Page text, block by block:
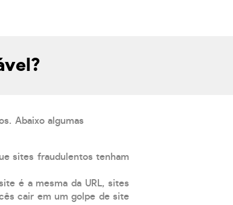
Abaixo algumas
sites fraudulentos tenham
é a mesma da URL, sites
cair em um golpe de site